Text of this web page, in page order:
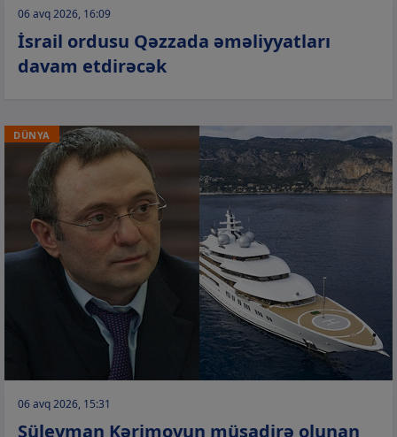
06 avq 2026, 16:09
İsrail ordusu Qəzzada əməliyyatları
davam etdirəcək
DÜNYA
06 avq 2026, 15:31
Süleyman Kərimovun müsadirə olunan